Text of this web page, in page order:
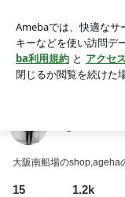
アプリをダウンロー
ょう。
大阪南船場の
15 1.2k